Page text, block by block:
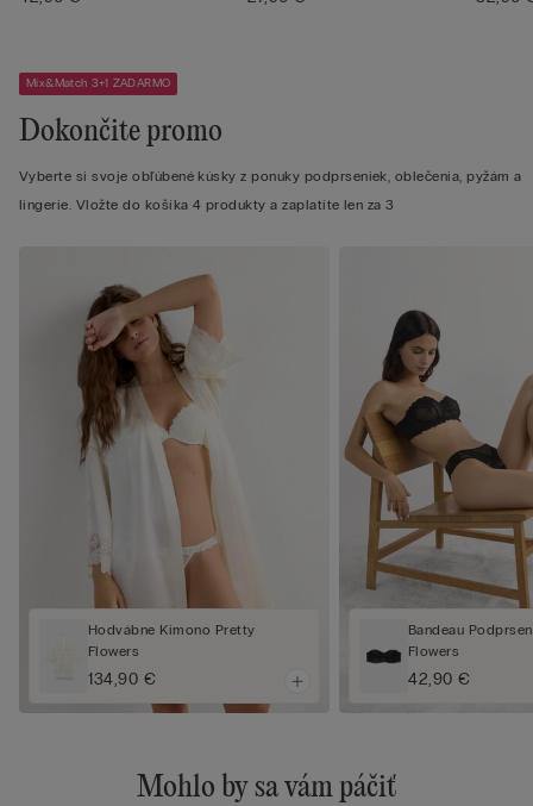
Mix&Match 3+1 ZADARMO
Dokončite promo
Vyberte si svoje obľúbené kúsky z ponuky podprseniek, oblečenia, pyžám a
lingerie. Vložte do košíka 4 produkty a zaplatíte len za 3
Hodvábne Kimono Pretty
Flowers
134,90 €
Bandeau
Flowers
42,90 €
Mohlo by sa vám páčiť